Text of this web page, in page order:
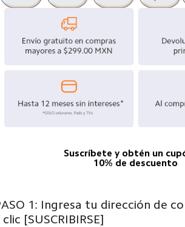
Suscríbete y obtén un
10% de descuento
1: Ingresa tu dirección de
clic [SUSCRIBIRSE]